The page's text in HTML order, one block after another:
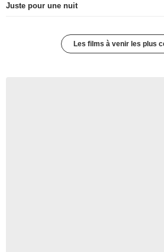
Juste pour une nuit
Les films à venir les plus